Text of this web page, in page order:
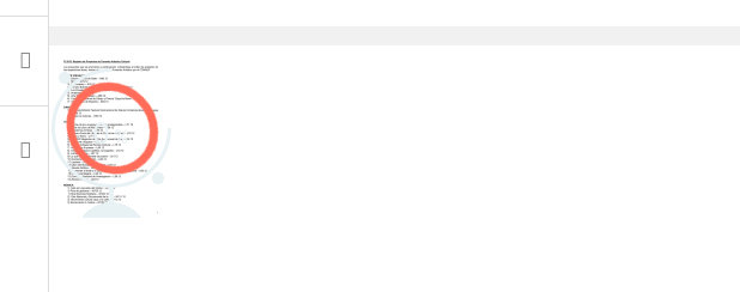
Documentos
Ajustes
0